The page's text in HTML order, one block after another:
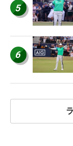
5
6